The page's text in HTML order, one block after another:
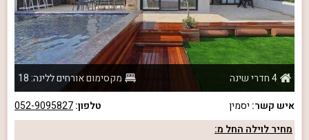
4 חדרי שינה
מקסימום אורחים ללינה: 18
איש קשר: יסמין טלפון:052-9095827
מחיר לוילה החל מ: